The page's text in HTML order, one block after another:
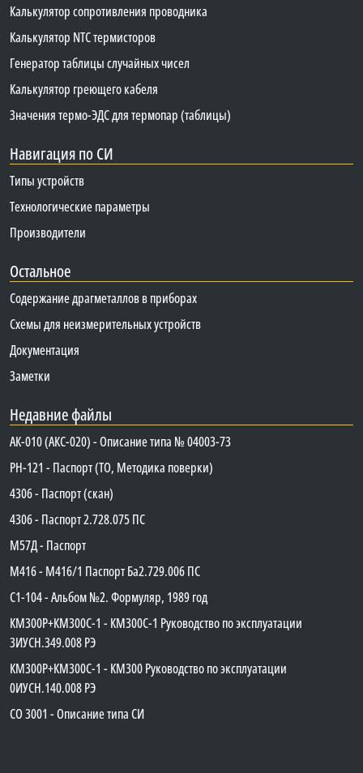
Калькулятор сопротивления проводника
Калькулятор NTC термисторов
Генератор таблицы случайных чисел
Калькулятор греющего кабеля
Значения термо-ЭДС для термопар (таблицы)
Навигация по СИ
Типы устройств
Технологические параметры
Производители
Остальное
Содержание драгметаллов в приборах
Схемы для неизмерительных устройств
Документация
Заметки
Недавние файлы
АК-010 (АКС-020) - Описание типа № 04003-73
PH-121 - Паспорт (ТО, Методика поверки)
4306 - Паспорт (скан)
4306 - Паспорт 2.728.075 ПС
М57Д - Паспорт
М416 - М416/1 Паспорт Ба2.729.006 ПС
C1-104 - Альбом №2. Формуляр, 1989 год
КМ300Р+КМ300С-1 - КМ300C-1 Руководство по эксплуатации
3ИУСН.349.008 РЭ
КМ300Р+КМ300С-1 - КМ300 Руководство по эксплуатации
0ИУСН.140.008 РЭ
СО 3001 - Описание типа СИ